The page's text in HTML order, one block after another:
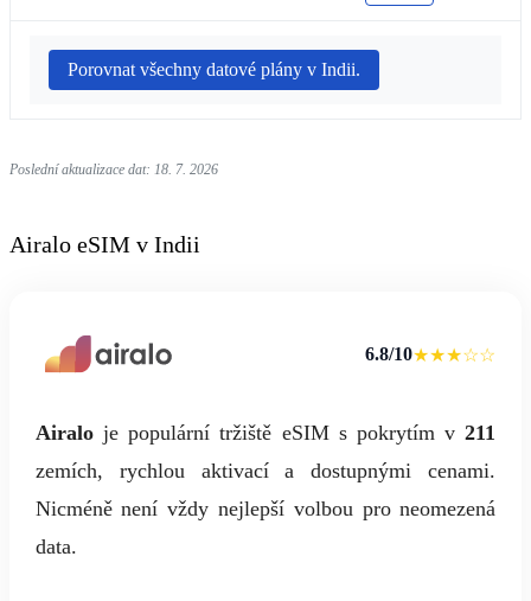
Porovnat všechny datové plány v Indii.
Poslední aktualizace dat: 18. 7. 2026
Airalo eSIM v Indii
6.8/10★★★☆☆
Airaloje populární tržiště eSIM s pokrytím v211
zemích, rychlou aktivací a dostupnými cenami.
Nicméně není vždy nejlepší volbou pro neomezená
data.